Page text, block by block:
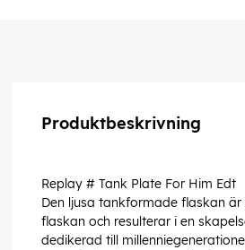
Produktbeskrivning
Replay # Tank Plate For Him Edt
Den ljusa tankformade flaskan
flaskan och resulterar i en
dedikerad till